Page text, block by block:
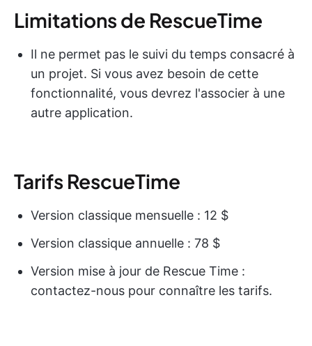
Limitations de RescueTime
Il ne permet pas le suivi du temps consacré à
un projet. Si vous avez besoin de cette
fonctionnalité, vous devrez l'associer à une
autre application.
Tarifs RescueTime
Version classique mensuelle : 12 $
Version classique annuelle : 78 $
Version mise à jour de Rescue Time :
contactez-nous pour connaître les tarifs.